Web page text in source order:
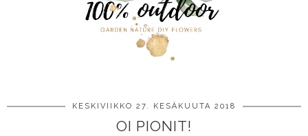
KESKIVIIKKO 27. KESÄKUUTA 2018
OI PIONIT!